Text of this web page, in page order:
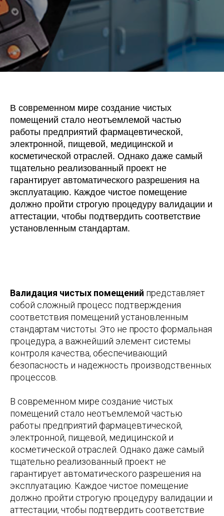
В современном мире создание чистых
помещений стало неотъемлемой частью
работы предприятий фармацевтической,
электронной, пищевой, медицинской и
косметической отраслей. Однако даже самый
тщательно реализованный проект не
гарантирует автоматического разрешения на
эксплуатацию. Каждое чистое помещение
должно пройти строгую процедуру валидации и
аттестации, чтобы подтвердить соответствие
установленным стандартам.
Валидация чистых помещений представляет
собой сложный процесс подтверждения
соответствия помещений установленным
стандартам чистоты. Это не просто формальная
процедура, а важнейший элемент системы
контроля качества, обеспечивающий
безопасность и надежность производственных
процессов.
В современном мире создание чистых
помещений стало неотъемлемой частью
работы предприятий фармацевтической,
электронной, пищевой, медицинской и
косметической отраслей. Однако даже самый
тщательно реализованный проект не
гарантирует автоматического разрешения на
эксплуатацию. Каждое чистое помещение
должно пройти строгую процедуру валидации и
аттестации, чтобы подтвердить соответствие